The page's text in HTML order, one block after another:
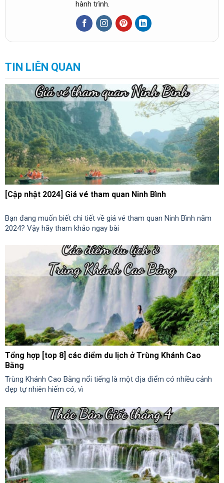
hành trình.
TIN LIÊN QUAN
[Cập nhật 2024] Giá vé tham quan Ninh Bình
Bạn đang muốn biết chi tiết về giá vé tham quan Ninh Bình năm
2024? Vậy hãy tham khảo ngay bài
Tổng hợp [top 8] các điểm du lịch ở Trùng Khánh Cao
Bằng
Trùng Khánh Cao Bằng nổi tiếng là một địa điểm có nhiều cảnh
đẹp tự nhiên hiếm có, vì